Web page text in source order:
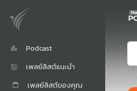
Podcast
เพลย์ลิสต์แนะนำ
เพลย์ลิสต์ของคุณ